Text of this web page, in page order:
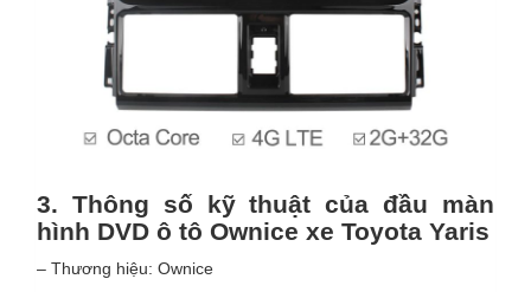
3. Thông số kỹ thuật của đầu màn
hình DVD ô tô Ownice xe Toyota Yaris
– Thương hiệu: Ownice